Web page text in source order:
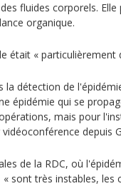
fluides corporels. Elle
organique.
était « particulièrement
la détection de
épidémie qui se
mais pour
depuis
de la RDC, où
sont très instables, les